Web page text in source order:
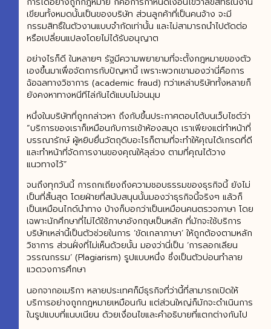
เขียนทั้งหมดนั้นเป็นของบริษัท ส่วนลูกค้าที่เป็นคนจ้าง จะมี
กรรมสิทธิ์ในตัวงานแบบจำกัดเท่านั้น และไม่สามารถนำไปตัดต่อ
หรือเปลี่ยนแปลงโดยไม่ได้รับอนุญาต
อย่างไรก็ดี ในหลายๆ รัฐมีความพยายามที่จะตั้งกฎหมายของตัว
เองขึ้นมาเพื่อจัดการกับปัญหานี้ เพราะพวกเขามองว่านี่คือการ
ฉ้อฉลทางวิชาการ (academic fraud) ทว่าเหล่าบริษัททั้งหลายก็
ยังคงหาทางหนีทีไล่กันได้แบบไม่จนมุม
หนึ่งในบริษัทที่ถูกกล่าวหา ถึงกับขึ้นประกาศตอบโต้บนเว็บไซต์ว่า
“บริการของเราก็เหมือนกับการเข้าห้องสมุด เราเพียงแต่ทำหน้าที่
บรรณารักษ์ ผู้หยิบยื่นวัตถุดิบอะไรก็ตามที่จะทำให้คุณได้เกรดที่ดี
และทำหน้าที่จัดการงานของคุณให้ลุล่วง ตามที่คุณได้วาง
แนวทางไว้”
จนถึงทุกวันนี้ การถกเถียงถึงความชอบธรรมของธุรกิจนี้ ยังไม่
เป็นที่สิ้นสุด โดยฝ่ายที่สนับสนุนนั้นมองว่าธุรกิจนี้จริงๆ แล้วก็
เป็นเหมือนไกด์นำทาง บ้างก็บอกว่าเป็นเหมือนคนตรวจภาษา โดย
เฉพาะนักศึกษาที่ไม่ได้ใช้ภาษาอังกฤษเป็นหลัก ที่มักจะใช้บริการ
บริษัทเหล่านี้เป็นตัวช่วยในการ ‘ขัดเกลาภาษา’ ให้ถูกต้องตามหลัก
วิชาการ ส่วนฝั่งที่ไม่เห็นด้วยนั้น มองว่านี่เป็น ‘การลอกเลียน
วรรณกรรม’ (Plagiarism) รูปแบบหนึ่ง ซึ่งเป็นตัวบ่อนทำลาย
แวดวงการศึกษา
นอกจากอเมริกา หลายประเทศก็มีธุรกิจที่ว่านี้ที่สามารถเปิดให้
บริการอย่างถูกกฎหมายเหมือนกัน แต่ส่วนใหญ่ก็มักจะดำเนินการ
ในรูปแบบที่แนบเนียน ด้วยเงื่อนไขและคำอธิบายที่แตกต่างกันไป